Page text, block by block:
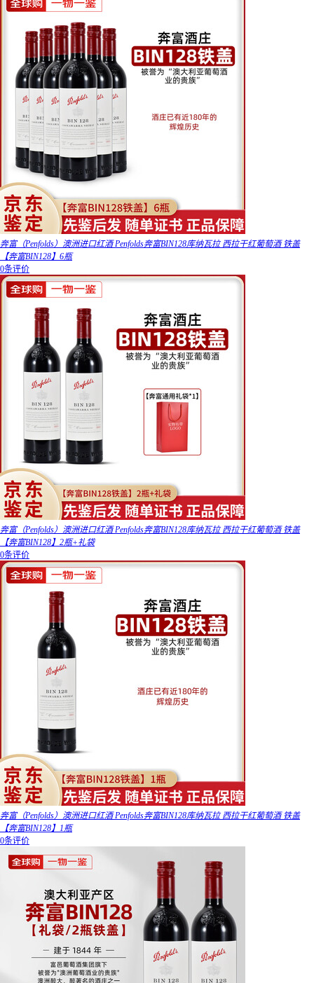
奔富（Penfolds）澳洲进口红酒 Penfolds奔富BIN128库纳瓦拉 西拉干红葡萄酒 铁盖
【奔富BIN128】6瓶
0条评价
奔富（Penfolds）澳洲进口红酒 Penfolds奔富BIN128库纳瓦拉 西拉干红葡萄酒 铁盖
【奔富BIN128】2瓶+礼袋
0条评价
奔富（Penfolds）澳洲进口红酒 Penfolds奔富BIN128库纳瓦拉 西拉干红葡萄酒 铁盖
【奔富BIN128】1瓶
0条评价